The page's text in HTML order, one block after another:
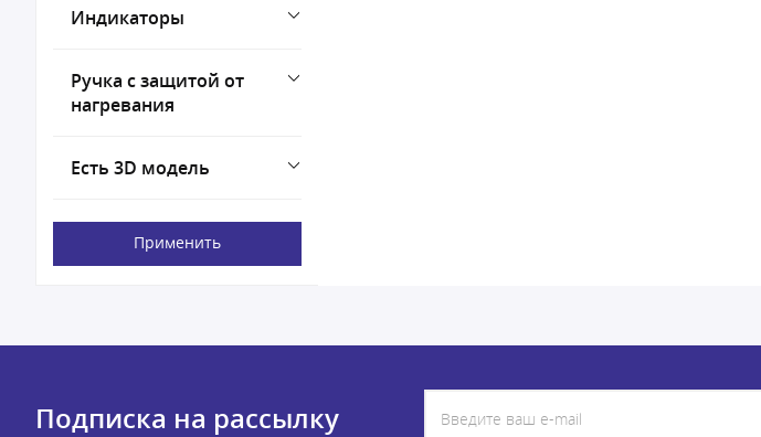
Индикаторы
Ручка с защитой от
нагревания
Есть 3D модель
Применить
Подписка на рассылку